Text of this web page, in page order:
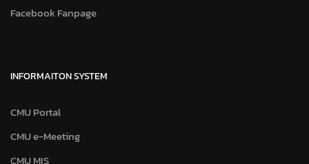
Facebook Fanpage
INFORMAITON SYSTEM
CMU Portal
CMU e-Meeting
CMU MIS